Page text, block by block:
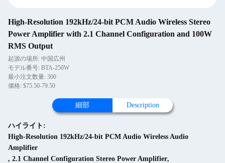
High-Resolution 192kHz/24-bit PCM Audio Wireless Stereo
Power Amplifier with 2.1 Channel Configuration and 100W
RMS Output
起源の場所: 中国広州
モデル番号: BTA-250W
最小注文数量: 300
価格: $75.50-79.50
細部 Description
ハイライト:
High-Resolution 192kHz/24-bit PCM Audio Wireless Audio
Amplifier
, 2.1 Channel Configuration Stereo Power Amplifier,